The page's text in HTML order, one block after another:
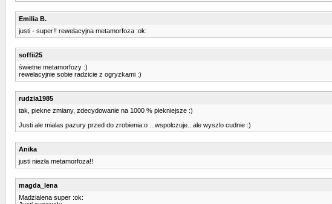
Emilia B.
justi - super!! rewelacyjna metamorfoza :ok:
soffii25
świetne metamorfozy :)
rewelacyjnie sobie radzicie z ogryzkami :)
rudzia1985
tak, piekne zmiany, zdecydowanie na 1000 % piekniejsze :)
Justi ale mialas pazury przed do zrobienia:o ...wspolczuje...ale wyszlo cudnie :)
Anika
justi niezła metamorfoza!!
magda_lena
Madzialena super :ok: